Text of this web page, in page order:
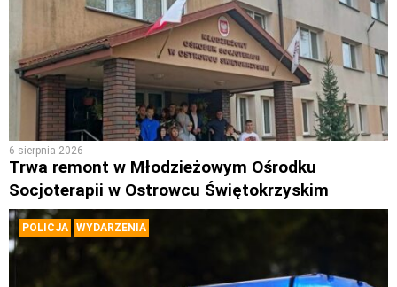
6 sierpnia 2026
Trwa remont w Młodzieżowym Ośrodku
Socjoterapii w Ostrowcu Świętokrzyskim
POLICJA WYDARZENIA